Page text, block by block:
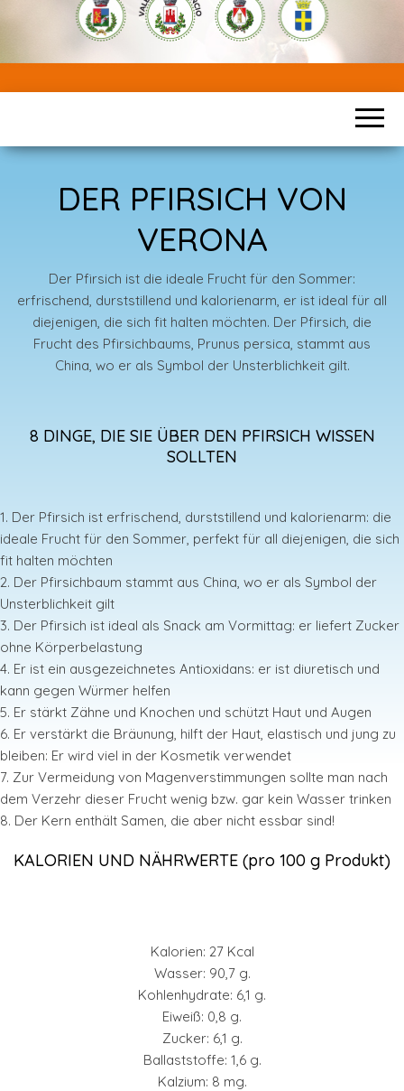
DER PFIRSICH VON
VERONA
Der Pfirsich ist die ideale Frucht für den Sommer:
erfrischend, durststillend und kalorienarm, er ist ideal für all
diejenigen, die sich fit halten möchten. Der Pfirsich, die
Frucht des Pfirsichbaums, Prunus persica, stammt aus
China, wo er als Symbol der Unsterblichkeit gilt.
8 DINGE, DIE SIE ÜBER DEN PFIRSICH WISSEN
SOLLTEN
1. Der Pfirsich ist erfrischend, durststillend und kalorienarm: die
ideale Frucht für den Sommer, perfekt für all diejenigen, die sich
fit halten möchten
2. Der Pfirsichbaum stammt aus China, wo er als Symbol der
Unsterblichkeit gilt
3. Der Pfirsich ist ideal als Snack am Vormittag: er liefert Zucker
ohne Körperbelastung
4. Er ist ein ausgezeichnetes Antioxidans: er ist diuretisch und
kann gegen Würmer helfen
5. Er stärkt Zähne und Knochen und schützt Haut und Augen
6. Er verstärkt die Bräunung, hilft der Haut, elastisch und jung zu
bleiben: Er wird viel in der Kosmetik verwendet
7. Zur Vermeidung von Magenverstimmungen sollte man nach
dem Verzehr dieser Frucht wenig bzw. gar kein Wasser trinken
8. Der Kern enthält Samen, die aber nicht essbar sind!
KALORIEN UND NÄHRWERTE (pro 100 g Produkt)
Kalorien: 27 Kcal
Wasser: 90,7 g.
Kohlenhydrate: 6,1 g.
Eiweiß: 0,8 g.
Zucker: 6,1 g.
Ballaststoffe: 1,6 g.
Kalzium: 8 mg.